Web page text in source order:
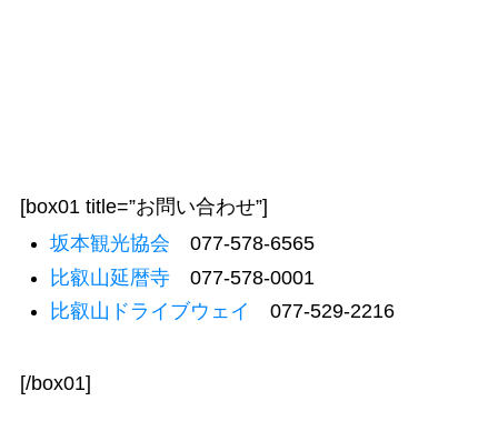
[box01 title=”お問い合わせ”]
坂本観光協会 077-578-6565
比叡山延暦寺077-578-0001
比叡山ドライブウェイ
077-529-2216
[/box01]